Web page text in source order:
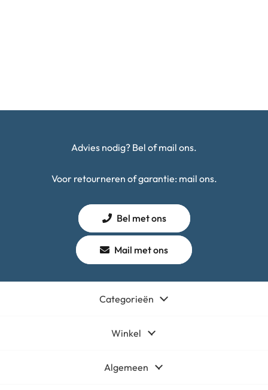
Advies nodig? Bel of mail ons.
Voor retourneren of garantie: mail ons.
Bel met ons
Mail met ons
Categorieën
Winkel
Algemeen